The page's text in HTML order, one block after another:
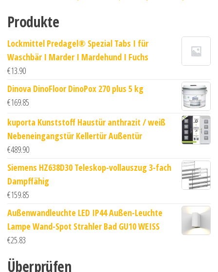
Produkte
Lockmittel Predagel® Spezial Tabs I für
Waschbär I Marder I Mardehund I Fuchs
€13.90
Dinova DinoFloor DinoPox 270 plus 5 kg
€169.85
kuporta Kunststoff Haustür anthrazit / weiß
Nebeneingangstür Kellertür Außentür
€489.90
Siemens HZ638D30 Teleskop-vollauszug 3-fach
Dampffähig
€159.85
Außenwandleuchte LED IP44 Außen-Leuchte
Lampe Wand-Spot Strahler Bad GU10 WEISS
€25.83
Überprüfen